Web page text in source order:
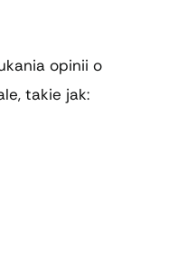
opinii o
takie jak: